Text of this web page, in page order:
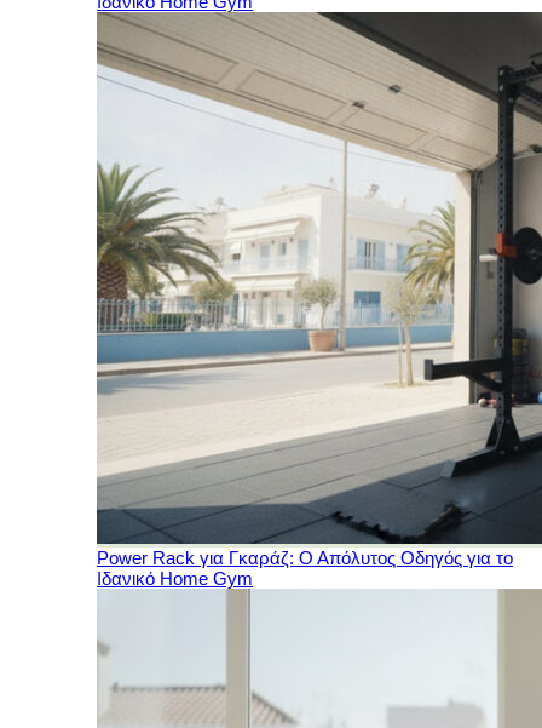
Power Rack για Γκαράζ: Ο Απόλυτος Οδηγός για το
Ιδανικό Home Gym